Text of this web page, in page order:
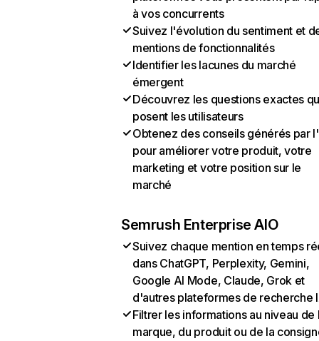
à vos concurrents
Suivez l'évolution du sentiment et
mentions de fonctionnalités
Identifier les lacunes du marché
émergent
Découvrez les questions exactes
posent les utilisateurs
Obtenez des conseils générés par
pour améliorer votre produit, votre
marketing et votre position sur le
marché
Semrush Enterprise AIO
Suivez chaque mention en temps
dans ChatGPT, Perplexity, Gemini,
Google AI Mode, Claude, Grok et
d'autres plateformes de recherche
Filtrer les informations au niveau de
marque, du produit ou de la